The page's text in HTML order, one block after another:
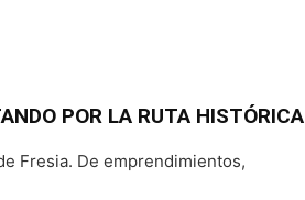
POR LA RUTA HISTÓRICA
Fresia. De emprendimientos,